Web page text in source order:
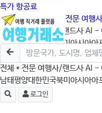
특가 항공료
크루즈/미국/캐나다 전문 여행사
전체 * 전문 여행사/랜드사AI -
남태평양대한민국북미아시아아
로그인
전체 * 전문 여행사/랜드사AI -
남태평양대한민국북미 아시아아
로그인